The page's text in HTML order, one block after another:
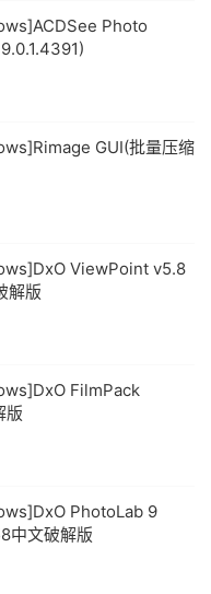
Photo
GUI(批量压缩
ViewPoint v5.8
解版
FilmPack
版
PhotoLab 9
中文破解版